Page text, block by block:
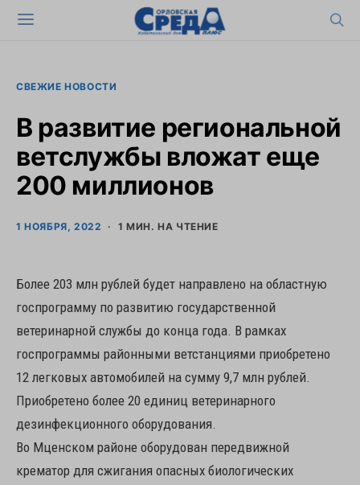
СВЕЖИЕ НОВОСТИ
В развитие региональной
ветслужбы вложат еще
200 миллионов
1 НОЯБРЯ, 2022 1 МИН. НА ЧТЕНИЕ
Более 203 млн рублей будет направлено на областную
госпрограмму по развитию государственной
ветеринарной службы до конца года. В рамках
госпрограммы районными ветстанциями приобретено
12 легковых автомобилей на сумму 9,7 млн рублей.
Приобретено более 20 единиц ветеринарного
дезинфекционного оборудования.
Во Мценском районе оборудован передвижной
крематор для сжигания опасных биологических